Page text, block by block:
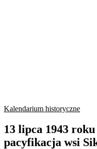
Kalendarium historyczne
13 lipca 1943
pacyfikacja wsi